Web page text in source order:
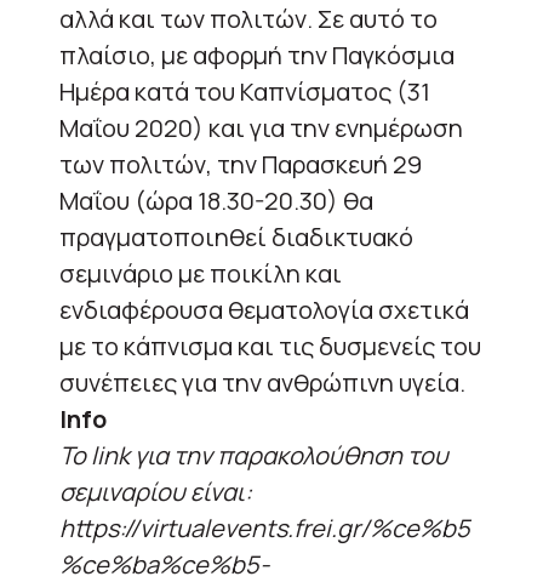
αλλά και των πολιτών. Σε αυτό το
πλαίσιο, με αφορμή την Παγκόσμια
Ημέρα κατά του Καπνίσματος (31
Μαΐου 2020) και για την ενημέρωση
των πολιτών, την Παρασκευή 29
Μαΐου (ώρα 18.30-20.30) θα
πραγματοποιηθεί διαδικτυακό
σεμινάριο με ποικίλη και
ενδιαφέρουσα θεματολογία σχετικά
με το κάπνισμα και τις δυσμενείς του
συνέπειες για την ανθρώπινη υγεία.
Info
Το link για την παρακολούθηση του
σεμιναρίου είναι:
https://virtualevents.frei.gr/%ce%b5
%ce%ba%ce%b5-